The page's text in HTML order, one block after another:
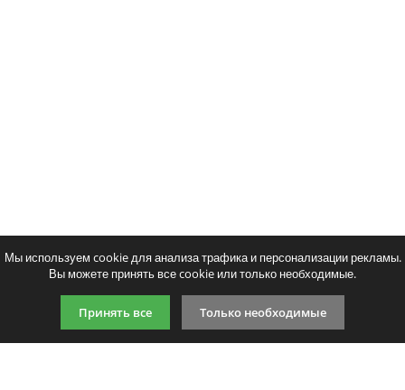
Введите код, указанный на картинке:
Мы используем cookie для анализа трафика и персонализации рекламы.
Вы можете принять все cookie или только необходимые.
Принять все Только необходимые